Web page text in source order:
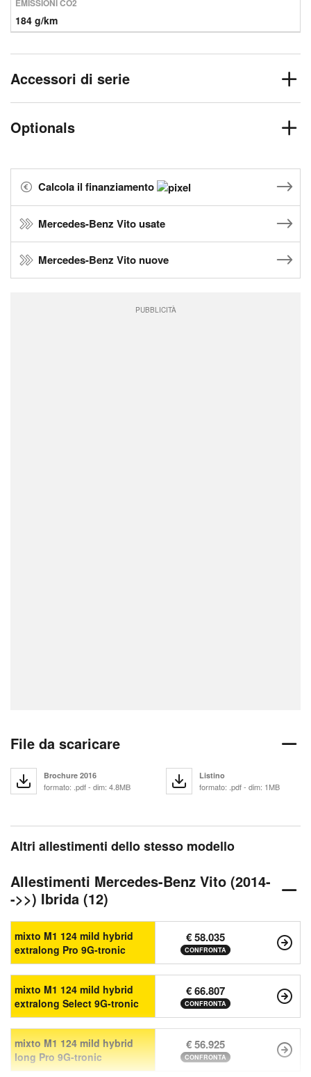
EMISSIONI CO2
184 g/km
Accessori di serie
Optionals
Calcola il finanziamento
Mercedes-Benz Vito usate
Mercedes-Benz Vito nuove
PUBBLICITÀ
File da scaricare
Brochure 2016
formato: .pdf - dim: 4.8MB
Listino
formato: .pdf - dim: 1MB
Altri allestimenti dello stesso modello
Allestimenti Mercedes-Benz Vito (2014-
->>) Ibrida (12)
mixto M1 124 mild hybrid
extralong Pro 9G-tronic
€ 58.035
CONFRONTA
mixto M1 124 mild hybrid
extralong Select 9G-tronic
€ 66.807
CONFRONTA
mixto M1 124 mild hybrid
long Pro 9G-tronic
€ 56.925
CONFRONTA